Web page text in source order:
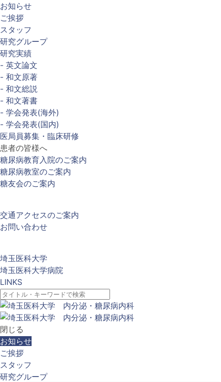
お知らせ
ご挨拶
スタッフ
研究グループ
研究実績
- 英文論文
- 和文原著
- 和文総説
- 和文著書
- 学会発表(海外)
- 学会発表(国内)
医局員募集・臨床研修
患者の皆様へ
糖尿病教育入院のご案内
糖尿病教室のご案内
糖友会のご案内
交通アクセスのご案内
お問い合わせ
埼玉医科大学
埼玉医科大学病院
LINKS
閉じる
お知らせ
ご挨拶
スタッフ
研究グループ